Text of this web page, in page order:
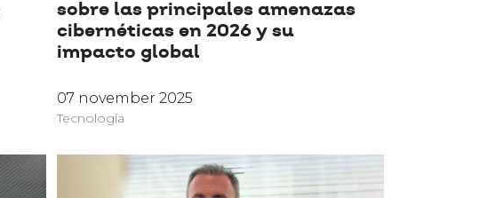
sobre las principales amenazas
cibernéticas en 2026 y su
impacto global
07 november 2025
Tecnología